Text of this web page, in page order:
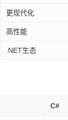
更现代化
高性能
.NET生态
C#